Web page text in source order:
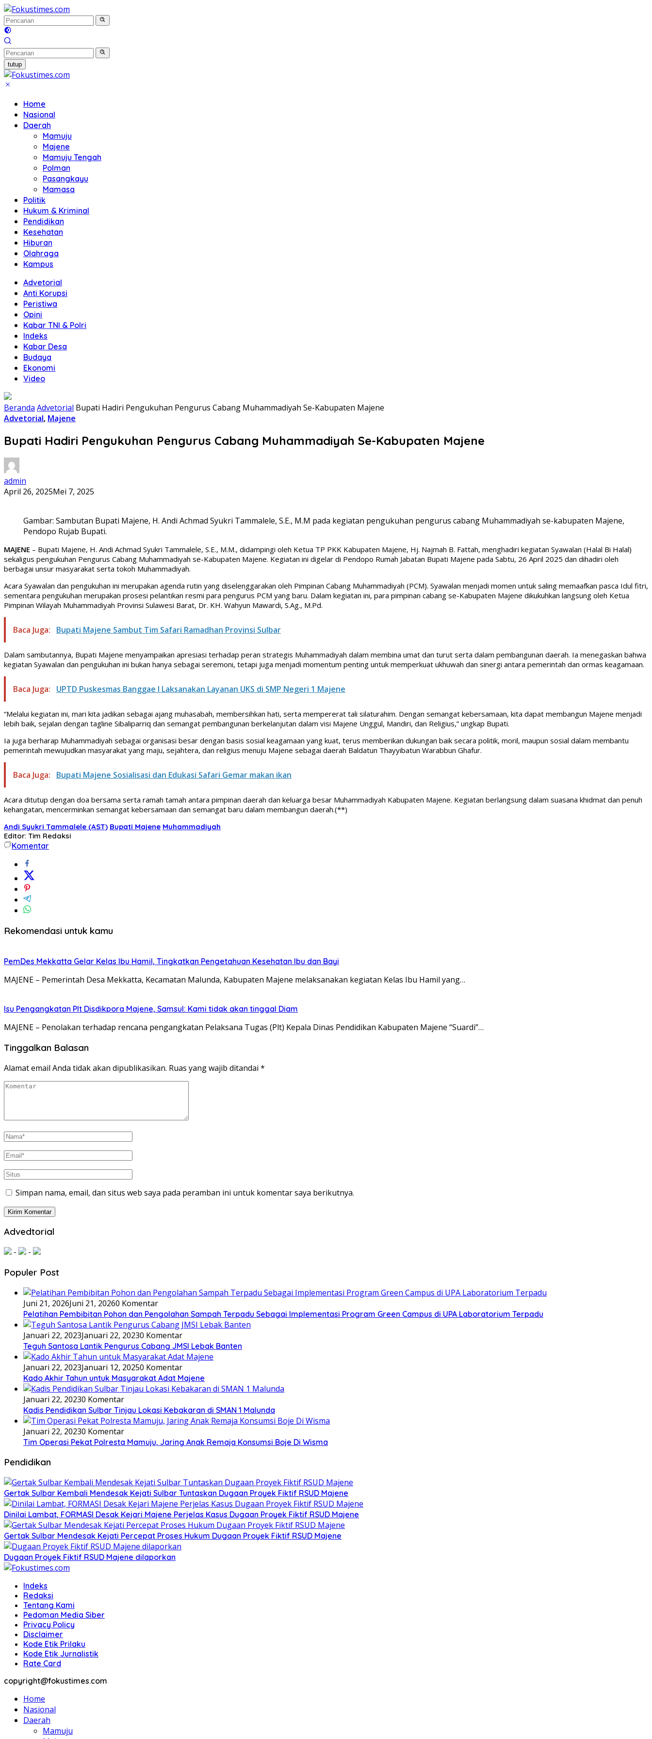
Langsung
ke
konten
tutup
Home
Nasional
Daerah
Mamuju
Majene
Mamuju Tengah
Polman
Pasangkayu
Mamasa
Politik
Hukum & Kriminal
Pendidikan
Kesehatan
Hiburan
Olahraga
Kampus
Advetorial
Anti Korupsi
Peristiwa
Opini
Kabar TNI & Polri
Indeks
Kabar Desa
Budaya
Ekonomi
Video
Beranda Advetorial Bupati Hadiri Pengukuhan Pengurus Cabang Muhammadiyah Se-Kabupaten Majene
Advetorial, Majene
Bupati Hadiri Pengukuhan Pengurus Cabang Muhammadiyah Se-Kabupaten Majene
admin
April 26, 2025Mei 7, 2025
Gambar: Sambutan Bupati Majene, H. Andi Achmad Syukri Tammalele, S.E., M.M pada kegiatan pengukuhan pengurus cabang Muhammadiyah se-kabupaten Majene,
Pendopo Rujab Bupati.
MAJENE – Bupati Majene, H. Andi Achmad Syukri Tammalele, S.E., M.M., didampingi oleh Ketua TP PKK Kabupaten Majene, Hj. Najmah B. Fattah, menghadiri kegiatan Syawalan (Halal Bi Halal)
sekaligus pengukuhan Pengurus Cabang Muhammadiyah se-Kabupaten Majene. Kegiatan ini digelar di Pendopo Rumah Jabatan Bupati Majene pada Sabtu, 26 April 2025 dan dihadiri oleh
berbagai unsur masyarakat serta tokoh Muhammadiyah.
Acara Syawalan dan pengukuhan ini merupakan agenda rutin yang diselenggarakan oleh Pimpinan Cabang Muhammadiyah (PCM). Syawalan menjadi momen untuk saling memaafkan pasca Idul fitri,
sementara pengukuhan merupakan prosesi pelantikan resmi para pengurus PCM yang baru. Dalam kegiatan ini, para pimpinan cabang se-Kabupaten Majene dikukuhkan langsung oleh Ketua
Pimpinan Wilayah Muhammadiyah Provinsi Sulawesi Barat, Dr. KH. Wahyun Mawardi, S.Ag., M.Pd.
Baca Juga: Bupati Majene Sambut Tim Safari Ramadhan Provinsi Sulbar
Dalam sambutannya, Bupati Majene menyampaikan apresiasi terhadap peran strategis Muhammadiyah dalam membina umat dan turut serta dalam pembangunan daerah. Ia menegaskan bahwa
kegiatan Syawalan dan pengukuhan ini bukan hanya sebagai seremoni, tetapi juga menjadi momentum penting untuk memperkuat ukhuwah dan sinergi antara pemerintah dan ormas keagamaan.
Baca Juga: UPTD Puskesmas Banggae I Laksanakan Layanan UKS di SMP Negeri 1 Majene
“Melalui kegiatan ini, mari kita jadikan sebagai ajang muhasabah, membersihkan hati, serta mempererat tali silaturahim. Dengan semangat kebersamaan, kita dapat membangun Majene menjadi
lebih baik, sejalan dengan tagline Sibaliparriq dan semangat pembangunan berkelanjutan dalam visi Majene Unggul, Mandiri, dan Religius,” ungkap Bupati.
Ia juga berharap Muhammadiyah sebagai organisasi besar dengan basis sosial keagamaan yang kuat, terus memberikan dukungan baik secara politik, moril, maupun sosial dalam membantu
pemerintah mewujudkan masyarakat yang maju, sejahtera, dan religius menuju Majene sebagai daerah Baldatun Thayyibatun Warabbun Ghafur.
Baca Juga: Bupati Majene Sosialisasi dan Edukasi Safari Gemar makan ikan
Acara ditutup dengan doa bersama serta ramah tamah antara pimpinan daerah dan keluarga besar Muhammadiyah Kabupaten Majene. Kegiatan berlangsung dalam suasana khidmat dan penuh
kehangatan, mencerminkan semangat kebersamaan dan semangat baru dalam membangun daerah.(**)
Andi Syukri Tammalele (AST) Bupati Majene Muhammadiyah
Editor: Tim Redaksi
Komentar
Rekomendasi untuk kamu
PemDes Mekkatta Gelar Kelas Ibu Hamil, Tingkatkan Pengetahuan Kesehatan Ibu dan Bayi
MAJENE – Pemerintah Desa Mekkatta, Kecamatan Malunda, Kabupaten Majene melaksanakan kegiatan Kelas Ibu Hamil yang…
Isu Pengangkatan Plt Disdikpora Majene, Samsul: Kami tidak akan tinggal Diam
MAJENE – Penolakan terhadap rencana pengangkatan Pelaksana Tugas (Plt) Kepala Dinas Pendidikan Kabupaten Majene “Suardi”…
Tinggalkan Balasan
Alamat email Anda tidak akan dipublikasikan. Ruas yang wajib ditandai *
Simpan nama, email, dan situs web saya pada peramban ini untuk komentar saya berikutnya.
Advedtorial
- -
Populer Post
Juni 21, 2026Juni 21, 20260 Komentar
Pelatihan Pembibitan Pohon dan Pengolahan Sampah Terpadu Sebagai Implementasi Program Green Campus di UPA Laboratorium Terpadu
Januari 22, 2023Januari 22, 20230 Komentar
Teguh Santosa Lantik Pengurus Cabang JMSI Lebak Banten
Januari 22, 2023Januari 12, 20250 Komentar
Kado Akhir Tahun untuk Masyarakat Adat Majene
Januari 22, 20230 Komentar
Kadis Pendidikan Sulbar Tinjau Lokasi Kebakaran di SMAN 1 Malunda
Januari 22, 20230 Komentar
Tim Operasi Pekat Polresta Mamuju, Jaring Anak Remaja Konsumsi Boje Di Wisma
Pendidikan
Gertak Sulbar Kembali Mendesak Kejati Sulbar Tuntaskan Dugaan Proyek Fiktif RSUD Majene
Dinilai Lambat, FORMASI Desak Kejari Majene Perjelas Kasus Dugaan Proyek Fiktif RSUD Majene
Gertak Sulbar Mendesak Kejati Percepat Proses Hukum Dugaan Proyek Fiktif RSUD Majene
Dugaan Proyek Fiktif RSUD Majene dilaporkan
Indeks
Redaksi
Tentang Kami
Pedoman Media Siber
Privacy Policy
Disclaimer
Kode Etik Prilaku
Kode Etik Jurnalistik
Rate Card
copyright@fokustimes.com
Home
Nasional
Daerah
Mamuju